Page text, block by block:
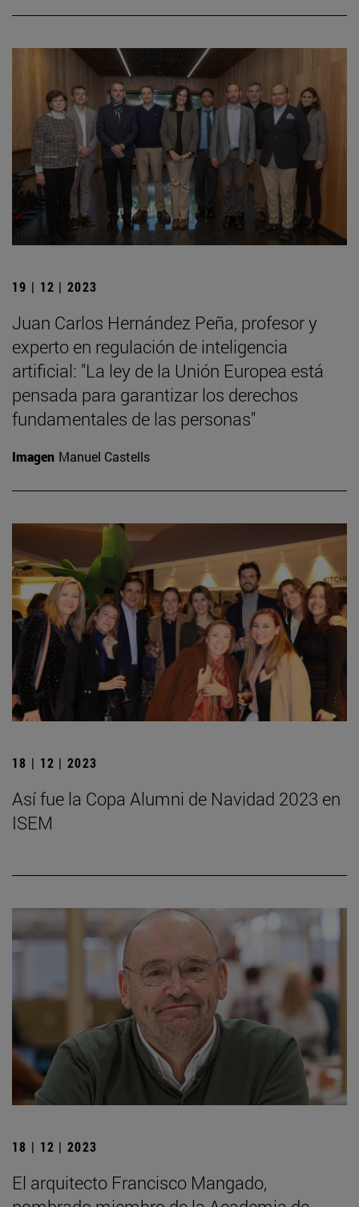
19 | 12 | 2023
Juan Carlos Hernández Peña, profesor y
experto en regulación de inteligencia
artificial: "La ley de la Unión Europea está
pensada para garantizar los derechos
fundamentales de las personas"
Imagen Manuel Castells
18 | 12 | 2023
Así fue la Copa Alumni de Navidad 2023 en
ISEM
18 | 12 | 2023
El arquitecto Francisco Mangado,